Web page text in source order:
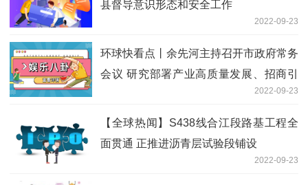
县督导意识形态和安全工作
2022-09-23
环球快看点丨余先河主持召开市政府常务
会议 研究部署产业高质量发展、招商引
2022-09-23
【全球热闻】S438线合江段路基工程全
面贯通 正推进沥青层试验段铺设
2022-09-23